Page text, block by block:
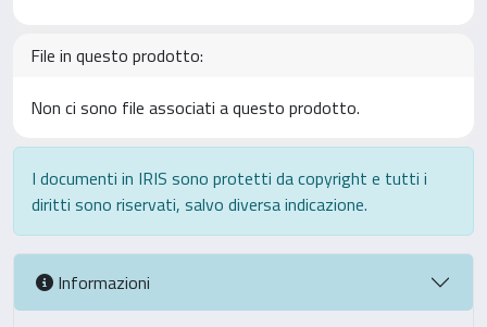
File in questo prodotto:
Non ci sono file associati a questo prodotto.
I documenti in IRIS sono protetti da copyright e tutti i
diritti sono riservati, salvo diversa indicazione.
Informazioni